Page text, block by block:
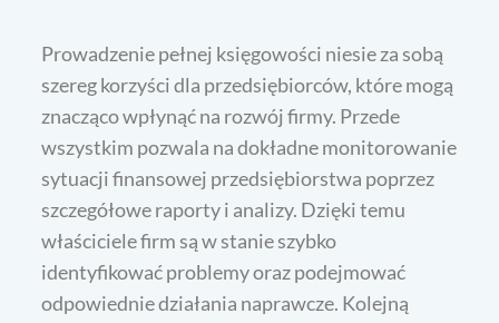
Prowadzenie pełnej księgowości niesie za sobą
szereg korzyści dla przedsiębiorców, które mogą
znacząco wpłynąć na rozwój firmy. Przede
wszystkim pozwala na dokładne monitorowanie
sytuacji finansowej przedsiębiorstwa poprzez
szczegółowe raporty i analizy. Dzięki temu
właściciele firm są w stanie szybko
identyfikować problemy oraz podejmować
odpowiednie działania naprawcze. Kolejną